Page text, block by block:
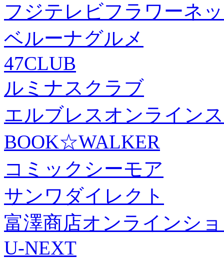
フジテレビフラワーネ
ベルーナグルメ
47CLUB
ルミナスクラブ
エルブレスオンライン
BOOK☆WALKER
コミックシーモア
サンワダイレクト
富澤商店オンラインシ
U-NEXT